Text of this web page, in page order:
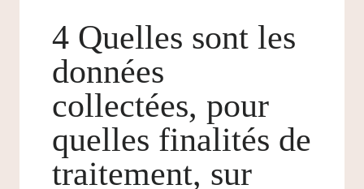
4 Quelles sont les
données
collectées, pour
quelles finalités de
traitement, sur